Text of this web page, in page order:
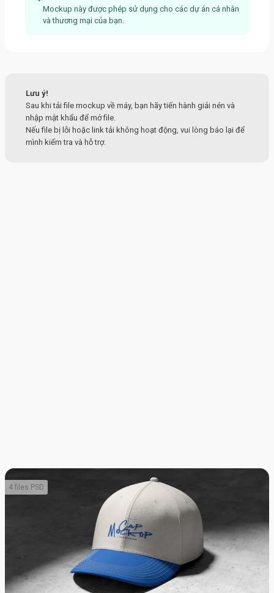
Mockup này được phép sử dụng cho các dự án cá nhân
và thương mại của bạn.
Lưu ý!
Sau khi tải file mockup về máy, bạn hãy tiến hành giải nén và
nhập mật khẩu để mở file.
Nếu file bị lỗi hoặc link tải không hoạt động, vui lòng báo lại để
mình kiểm tra và hỗ trợ.
4 files PSD